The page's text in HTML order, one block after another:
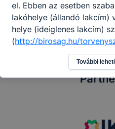
el. Ebben az esetben
lakóhelye (állandó lakcím)
helye (ideiglenes lakcím)
(http://birosag.hu/
keresetét. A lakóhelye
szerinti törvényszéket
http://birosag.hu/
Google Analytics:
További